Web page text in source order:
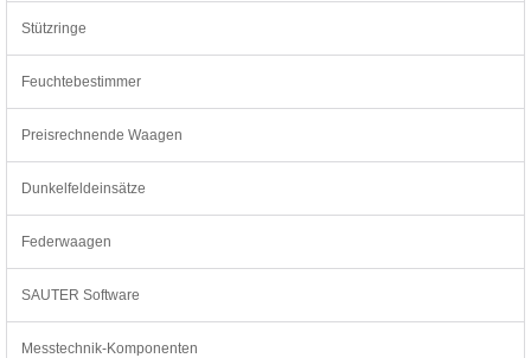
Stützringe
Feuchtebestimmer
Preisrechnende Waagen
Dunkelfeldeinsätze
Federwaagen
SAUTER Software
Messtechnik-Komponenten